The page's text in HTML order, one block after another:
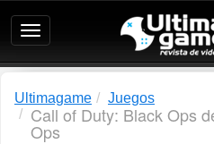
Ultimagame:
Revista
de
Ultimagame Juegos
Call of Duty: Black Ops
Ops